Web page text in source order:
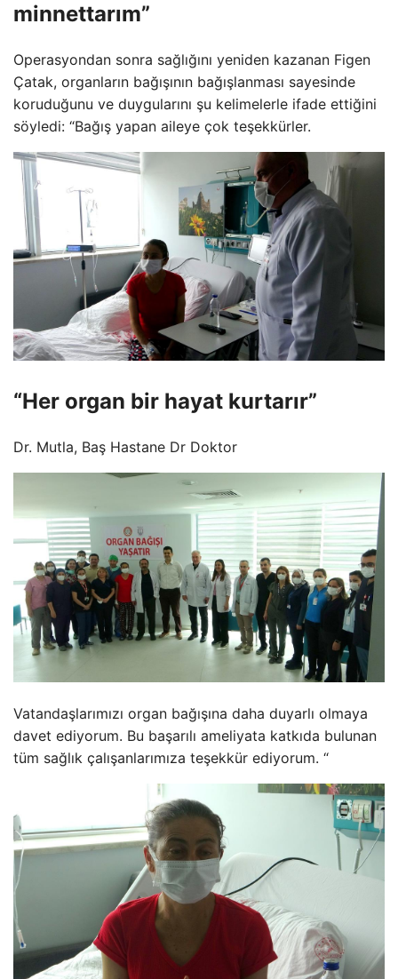
minnettarım”
Operasyondan sonra sağlığını yeniden kazanan Figen
Çatak, organların bağışının bağışlanması sayesinde
koruduğunu ve duygularını şu kelimelerle ifade ettiğini
söyledi: “Bağış yapan aileye çok teşekkürler.
“Her organ bir hayat kurtarır”
Dr. Mutla, Baş Hastane Dr Doktor
Vatandaşlarımızı organ bağışına daha duyarlı olmaya
davet ediyorum. Bu başarılı ameliyata katkıda bulunan
tüm sağlık çalışanlarımıza teşekkür ediyorum. “